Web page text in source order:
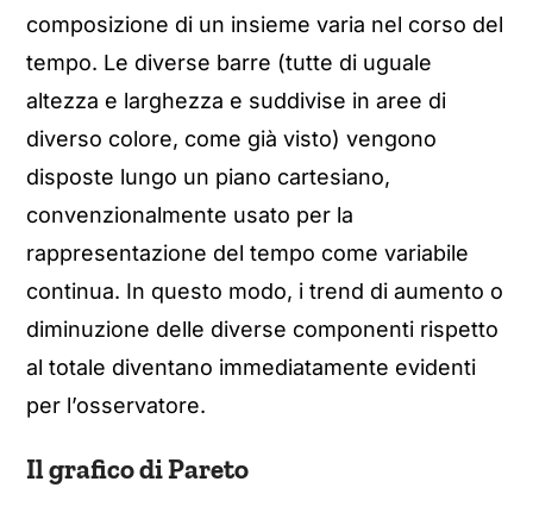
composizione di un insieme varia nel corso del
tempo. Le diverse barre (tutte di uguale
altezza e larghezza e suddivise in aree di
diverso colore, come già visto) vengono
disposte lungo un piano cartesiano,
convenzionalmente usato per la
rappresentazione del tempo come variabile
continua. In questo modo, i trend di aumento o
diminuzione delle diverse componenti rispetto
al totale diventano immediatamente evidenti
per l’osservatore.
Il grafico di Pareto